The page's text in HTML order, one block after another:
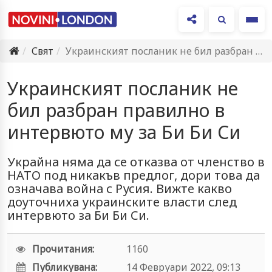
Свят
Украинският посланик не бил разбран правилно в интервюто му за…
Украинският посланик не
бил разбран правилно в
интервюто му за Би Би Си
Украйна няма да се отказва от членство в
НАТО под никакъв предлог, дори това да
означава война с Русия. Вижте какво
доуточниха украинските власти след
интервюто за Би Би Си.
Прочитания:
1160
Публикувана:
14 Февруари 2022, 09:13